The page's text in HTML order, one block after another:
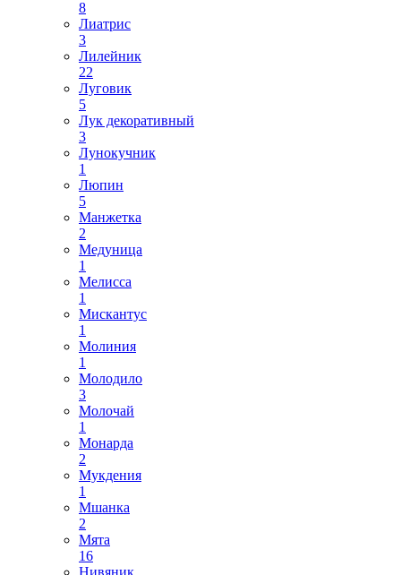
8
Лиатрис
3
Лилейник
22
Луговик
5
Лук декоративный
3
Лунокучник
1
Люпин
5
Манжетка
2
Медуница
1
Мелисса
1
Мискантус
1
Молиния
1
Молодило
3
Молочай
1
Монарда
2
Мукдения
1
Мшанка
2
Мята
16
Нивяник